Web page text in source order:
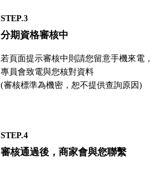
STEP.3
分期資格審核中
若頁面提示審核中則請您留意手機來電，
專員會致電與您核對資料
(審核標準為機密，恕不提供查詢原因)
STEP.4
審核通過後，商家會與您聯繫